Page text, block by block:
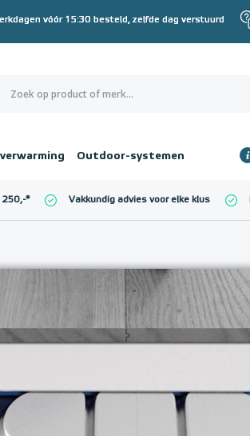
vóór 15:30 besteld, zelfde dag verstuurd
Outdoor-systemen
€ 0,00
250,-* Vakkundig advies voor elke klus